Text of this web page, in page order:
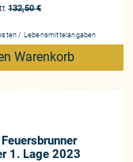
132,50€
/ Lebensmittelangaben
Warenkorb
1. Lage 2023